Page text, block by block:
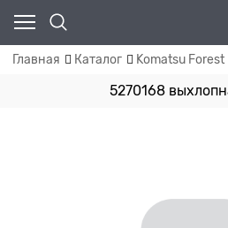
Главная Каталог Komatsu Forest
5270168